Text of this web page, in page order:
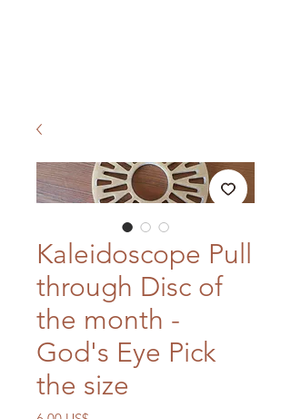
Kaleidoscope Pull
through Disc of
the month -
God's Eye Pick
the size